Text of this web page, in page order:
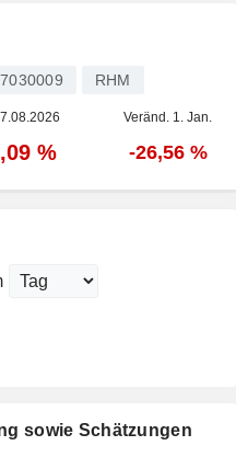
RHM
Veränd. 1. Jan.
% -26,56 %
sowie Schätzungen